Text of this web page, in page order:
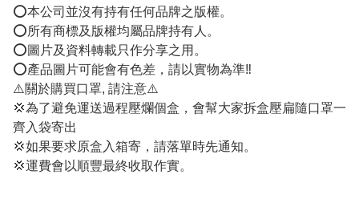
⭕️本公司並沒有持有任何品牌之版權。
⭕️所有商標及版權均屬品牌持有人。
⭕️圖片及資料轉載只作分享之用。
⭕️產品圖片可能會有色差，請以實物為準‼️
⚠️關於購買口罩, 請注意⚠️
💢為了避免運送過程壓爛個盒，會幫大家拆盒壓扁隨口罩一
齊入袋寄出
💢如果要求原盒入箱寄，請落單時先通知。
💢運費會以順豐最終收取作實。